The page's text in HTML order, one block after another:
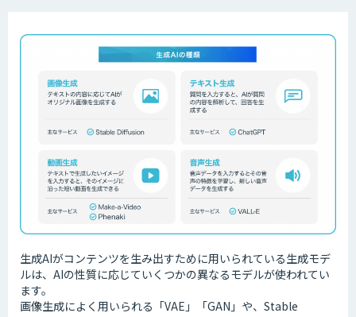
生成AIがコンテンツを生み出すために用いられている生成モデ
ルは、AIの性質に応じていくつかの異なるモデルが使われてい
ます。
画像生成によく用いられる「VAE」「GAN」や、Stable